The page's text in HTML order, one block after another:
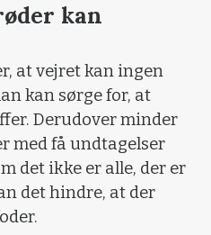
kan
at vejret kan ingen
kan sørge for, at
Derudover minder
med få undtagelser
det ikke er alle, der er
det hindre, at der